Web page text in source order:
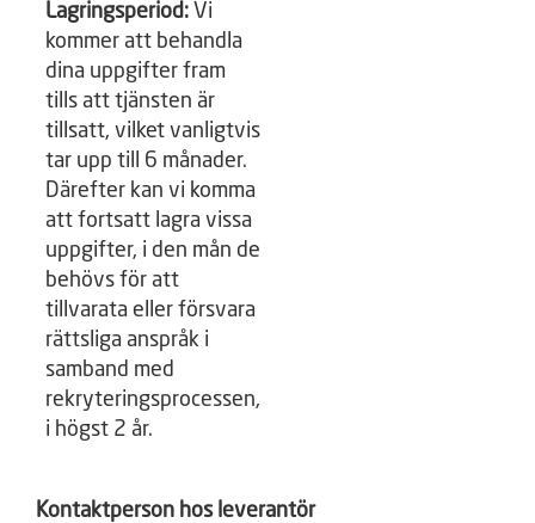
Lagringsperiod: Vi
kommer att behandla
dina uppgifter fram
tills att tjänsten är
tillsatt, vilket vanligtvis
tar upp till 6 månader.
Därefter kan vi komma
att fortsatt lagra vissa
uppgifter, i den mån de
behövs för att
tillvarata eller försvara
rättsliga anspråk i
samband med
rekryteringsprocessen,
i högst 2 år.
Kontaktperson hos leverantör